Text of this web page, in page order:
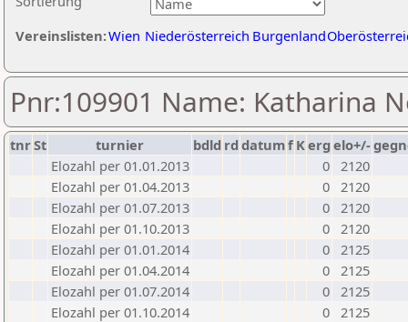
Vereinslisten:Wien Niederösterreich Burgenland
Pnr:109901 Name: Katharina
tnrSt turnier bdld rd datumf Kerg elo+/-
Elozahl per 01.01.2013
0 2120
Elozahl per 01.04.2013
0 2120
Elozahl per 01.07.2013
0 2120
Elozahl per 01.10.2013
0 2120
Elozahl per 01.01.2014
0 2125
Elozahl per 01.04.2014
0 2125
Elozahl per 01.07.2014
0 2125
Elozahl per 01.10.2014
0 2125